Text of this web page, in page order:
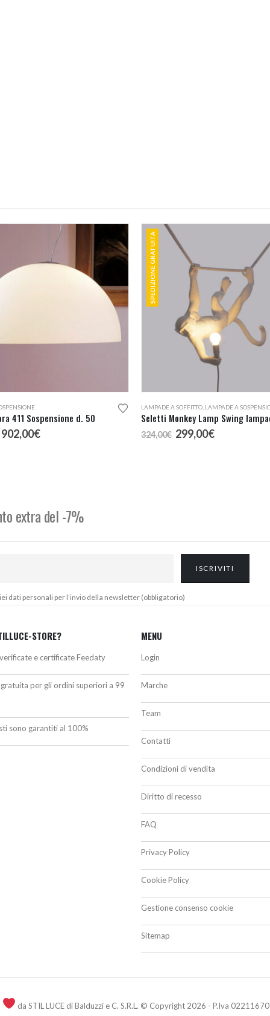
411 Sospensione d. 50
Il
prezzo
902,00€Il
SPEDIZIONE GRATUITA
LAMPADE A SOFFITTO LAMPADE A
324,00€ Il
prezzo
299,00€Il
extra del -7%
dati personali per l’invio della newsletter (obbligatorio)
STORE?
e certificate Feedaty
per gli ordini superiori a 99
sono garantiti al 100%
MENU
Login
Marche
Team
Contatti
Condizioni di vendita
Diritto di recesso
FAQ
Privacy Policy
Cookie Policy
Gestione consenso cookie
Sitemap
da STIL LUCE di Balduzzi e C. S.R.L. © Copyright 2026 - P.Iva